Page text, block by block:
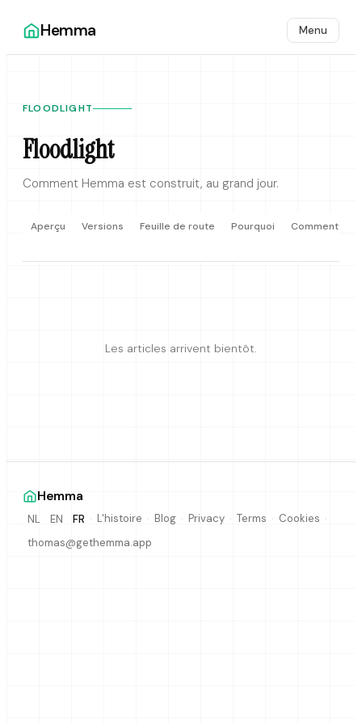
Hemma Menu
FLOODLIGHT
Floodlight
Comment Hemma est construit, au grand jour.
Aperçu Versions Feuille de route Pourquoi Comment
Les articles arrivent bientôt.
Hemma
NL EN FR · L'histoire · Blog · Privacy · Terms · Cookies ·
thomas@gethemma.app